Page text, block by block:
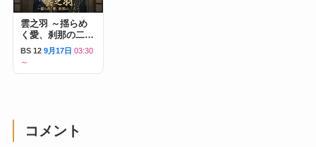
雲之羽 ～揺らめ
く愛、刹那の二人
～
BS 12 9月17日 03:30
～
コメント